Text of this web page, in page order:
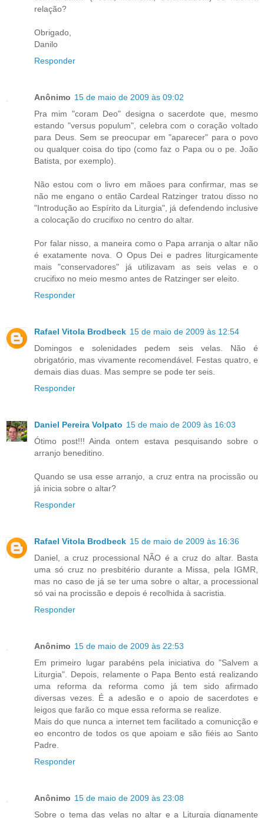
relação?
Obrigado,
Danilo
Responder
Anônimo 15 de maio de 2009 às 09:02
Pra mim "coram Deo" designa o sacerdote que, mesmo
estando "versus populum", celebra com o coração voltado
para Deus. Sem se preocupar em "aparecer" para o povo
ou qualquer coisa do tipo (como faz o Papa ou o pe. João
Batista, por exemplo).
Não estou com o livro em mãoes para confirmar, mas se
não me engano o então Cardeal Ratzinger tratou disso no
"Introdução ao Espírito da Liturgia", já defendendo inclusive
a colocação do crucifixo no centro do altar.
Por falar nisso, a maneira como o Papa arranja o altar não
é exatamente nova. O Opus Dei e padres liturgicamente
mais "conservadores" já utilizavam as seis velas e o
crucifixo no meio mesmo antes de Ratzinger ser eleito.
Responder
Rafael Vitola Brodbeck 15 de maio de 2009 às 12:54
Domingos e solenidades pedem seis velas. Não é
obrigatório, mas vivamente recomendável. Festas quatro, e
demais dias duas. Mas sempre se pode ter seis.
Responder
Daniel Pereira Volpato 15 de maio de 2009 às 16:03
Ótimo post!!! Ainda ontem estava pesquisando sobre o
arranjo beneditino.
Quando se usa esse arranjo, a cruz entra na procissão ou
já inicia sobre o altar?
Responder
Rafael Vitola Brodbeck 15 de maio de 2009 às 16:36
Daniel, a cruz processional NÃO é a cruz do altar. Basta
uma só cruz no presbitério durante a Missa, pela IGMR,
mas no caso de já se ter uma sobre o altar, a processional
só vai na procissão e depois é recolhida à sacristia.
Responder
Anônimo 15 de maio de 2009 às 22:53
Em primeiro lugar parabéns pela iniciativa do "Salvem a
Liturgia". Depois, relamente o Papa Bento está realizando
uma reforma da reforma como já tem sido afirmado
diversas vezes. É a adesão e o apoio de sacerdotes e
leigos que farão co mque essa reforma se realize.
Mais do que nunca a internet tem facilitado a comunicção e
eo encontro de todos os que apoiam e são fiéis ao Santo
Padre.
Responder
Anônimo 15 de maio de 2009 às 23:08
Sobre o tema das velas no altar e a Liturgia dignamente